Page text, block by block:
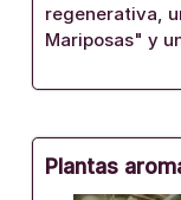
regenerativa,
Mariposas" y
Plantas